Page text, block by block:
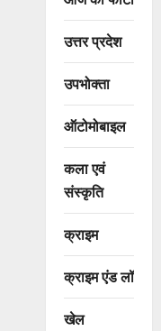
उत्तर प्रदेश
उपभोक्ता
ऑटोमोबाइल
कला एवं
संस्कृति
क्राइम
क्राइम एंड लॉ
खेल